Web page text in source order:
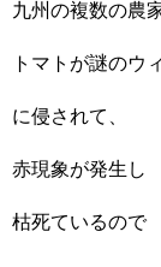
九州の複数の農
トマトが謎のウ
に侵されて、
赤現象が発生し
枯死ているので